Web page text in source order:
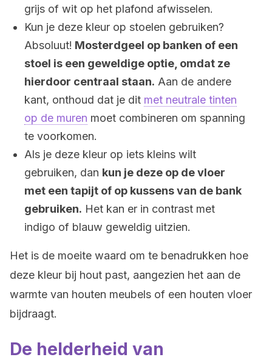
grijs of wit op het plafond afwisselen.
Kun je deze kleur op stoelen gebruiken?
Absoluut! Mosterdgeel op banken of een
stoel is een geweldige optie, omdat ze
hierdoor centraal staan. Aan de andere
kant, onthoud dat je dit met neutrale tinten
op de muren moet combineren om spanning
te voorkomen.
Als je deze kleur op iets kleins wilt
gebruiken, dan kun je deze op de vloer
met een tapijt of op kussens van de bank
gebruiken. Het kan er in contrast met
indigo of blauw geweldig uitzien.
Het is de moeite waard om te benadrukken hoe
deze kleur bij hout past, aangezien het aan de
warmte van houten meubels of een houten vloer
bijdraagt.
De helderheid van